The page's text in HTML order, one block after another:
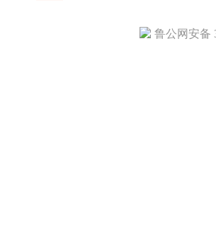
鲁公网安备